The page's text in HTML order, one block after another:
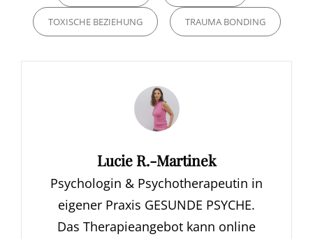
TOXISCHE BEZIEHUNG TRAUMA BONDING
Author:
Lucie R.-Martinek
Psychologin & Psychotherapeutin in
eigener Praxis GESUNDE PSYCHE.
Das Therapieangebot kann online